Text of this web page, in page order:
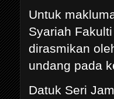
Untuk
Syariah
dirasmikan
undang pada
Datuk Seri